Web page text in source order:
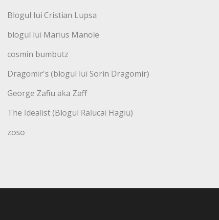
Blogul lui Cristian Lupsa
blogul lui Marius Manole
cosmin bumbutz
Dragomir's (blogul lui Sorin Dragomir)
George Zafiu aka Zaff
The Idealist (Blogul Ralucai Hagiu)
zoso